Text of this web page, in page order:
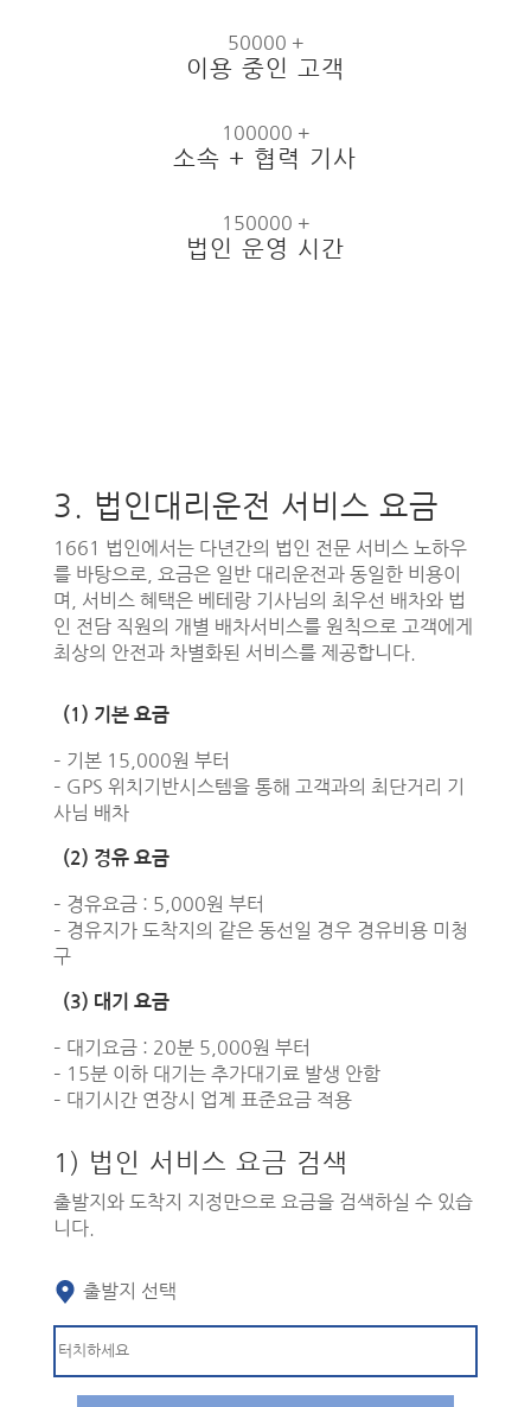
50000 +
이용 중인 고객
100000 +
소속 + 협력 기사
150000 +
법인 운영 시간
3. 법인대리운전 서비스 요금
1661 법인에서는 다년간의 법인 전문 서비스 노하우
를 바탕으로, 요금은 일반 대리운전과 동일한 비용이
며, 서비스 혜택은 베테랑 기사님의 최우선 배차와 법
인 전담 직원의 개별 배차서비스를 원칙으로 고객에게
최상의 안전과 차별화된 서비스를 제공합니다.
(1) 기본 요금
– 기본 15,000원 부터
– GPS 위치기반시스템을 통해 고객과의 최단거리 기
사님 배차
(2) 경유 요금
– 경유요금 : 5,000원 부터
– 경유지가 도착지의 같은 동선일 경우 경유비용 미청
구
(3) 대기 요금
– 대기요금 : 20분 5,000원 부터
– 15분 이하 대기는 추가대기료 발생 안함
– 대기시간 연장시 업계 표준요금 적용
1) 법인 서비스 요금 검색
출발지와 도착지 지정만으로 요금을 검색하실 수 있습
니다.
출발지 선택
지도의 핀(Pin) 마크를 이동시켜 정확한 위치의 주소를 선택하실 수 있습니다.